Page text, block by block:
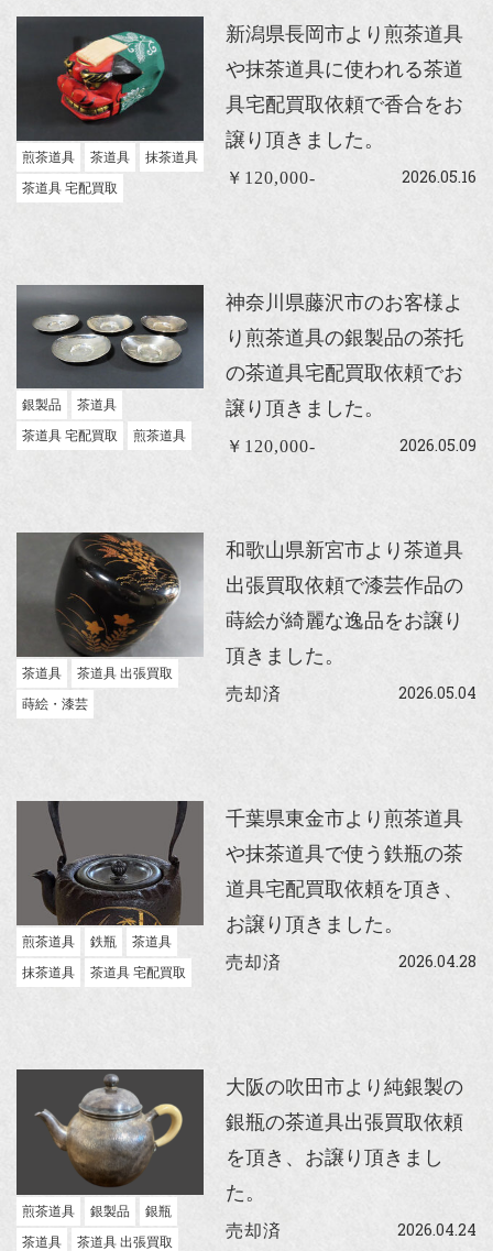
煎茶道具 茶道具
抹茶道具
茶道具 宅配買取
新潟県長岡市より煎茶道具
や抹茶道具に使われる茶道
具宅配買取依頼で香合をお
譲り頂きました。
￥120,000- 2026.05.16
銀製品
茶道具
茶道具 宅配買取
煎茶道具
神奈川県藤沢市のお客様よ
り煎茶道具の銀製品の茶托
の茶道具宅配買取依頼でお
譲り頂きました。
￥120,000- 2026.05.09
茶道具
茶道具 出張買取
蒔絵・漆芸
和歌山県新宮市より茶道具
出張買取依頼で漆芸作品の
蒔絵が綺麗な逸品をお譲り
頂きました。
売却済 2026.05.04
煎茶道具 鉄瓶
茶道具
抹茶道具
茶道具 宅配買取
千葉県東金市より煎茶道具
や抹茶道具で使う鉄瓶の茶
道具宅配買取依頼を頂き、
お譲り頂きました。
売却済 2026.04.28
煎茶道具 銀製品
銀瓶
茶道具
茶道具 出張買取
大阪の吹田市より純銀製の
銀瓶の茶道具出張買取依頼
を頂き、お譲り頂きまし
た。
売却済 2026.04.24